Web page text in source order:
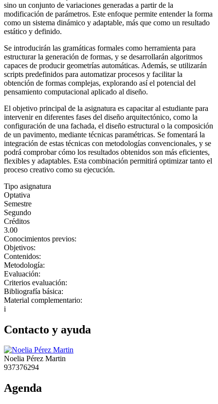
sino un conjunto de variaciones generadas a partir de la
modificación de parámetros. Este enfoque permite entender la forma
como un sistema dinámico y adaptable, más que como un resultado
estático y definido.
Se introducirán las gramáticas formales como herramienta para
estructurar la generación de formas, y se desarrollarán algoritmos
capaces de producir geometrías automáticas. Además, se utilizarán
scripts predefinidos para automatizar procesos y facilitar la
obtención de formas complejas, explorando así el potencial del
pensamiento computacional aplicado al diseño.
El objetivo principal de la asignatura es capacitar al estudiante para
intervenir en diferentes fases del diseño arquitectónico, como la
configuración de una fachada, el diseño estructural o la composición
de un pavimento, mediante técnicas paramétricas. Se fomentará la
integración de estas técnicas con metodologías convencionales, y se
podrá comprobar cómo los resultados obtenidos son más eficientes,
flexibles y adaptables. Esta combinación permitirá optimizar tanto el
proceso creativo como su ejecución.
Tipo asignatura
Optativa
Semestre
Segundo
Créditos
3.00
Conocimientos previos:
Objetivos:
Contenidos:
Metodología:
Evaluación:
Criterios evaluación:
Bibliografía básica:
Material complementario:
i
Contacto y ayuda
Noelia Pérez Martin
937376294
Agenda